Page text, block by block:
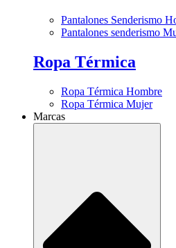
Pantalones Senderismo
Pantalones senderismo
Ropa Térmica
Ropa Térmica Hombre
Ropa Térmica Mujer
Marcas